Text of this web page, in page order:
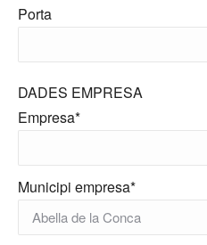
Porta
DADES EMPRESA
Empresa*
Municipi empresa*